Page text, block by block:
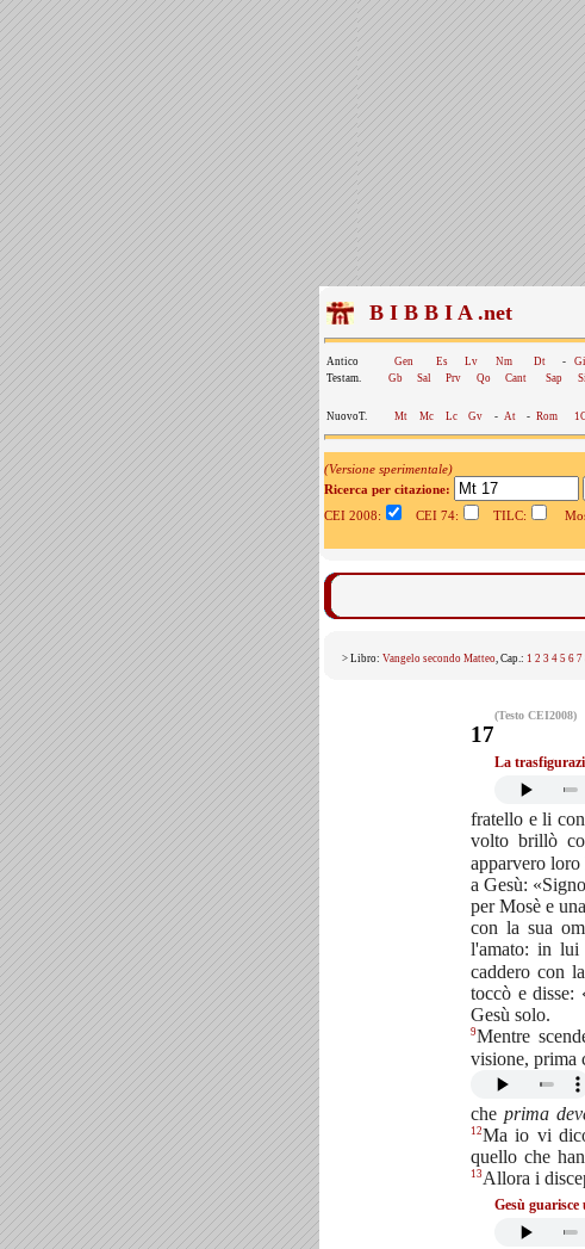
B I B B I A .net
Antico Gen Es Lv Nm Dt -
Testam.
Gb Sal Prv Qo Cant Sap
NuovoT. Mt Mc Lc Gv - At - Rom
(Versione sperimentale)
Ricerca per citazione:
CEI 2008:
CEI 74: TILC:
> Libro: Vangelo secondo Matteo, Cap.: 1 2 3 4 5 6 7
(Testo CEI2008)
17
La
fratello e li
volto brillò
apparvero
a Gesù:
per Mosè e
con la sua
l'amato: in lui
caddero con
toccò e disse:
Gesù solo.
9Mentre
visione, prima
che prima
12Ma io vi
quello che
13Allora i
Gesù